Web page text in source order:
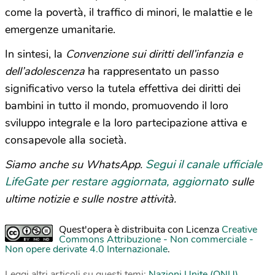
come la povertà, il traffico di minori, le malattie e le
emergenze umanitarie.
In sintesi, la Convenzione sui diritti dell’infanzia e
dell’adolescenza ha rappresentato un passo
significativo verso la tutela effettiva dei diritti dei
bambini in tutto il mondo, promuovendo il loro
sviluppo integrale e la loro partecipazione attiva e
consapevole alla società.
Siamo anche su WhatsApp. Segui il canale ufficiale
LifeGate per restare aggiornata, aggiornato sulle
ultime notizie e sulle nostre attività.
Quest'opera è distribuita con Licenza Creative
Commons Attribuzione - Non commerciale -
Non opere derivate 4.0 Internazionale.